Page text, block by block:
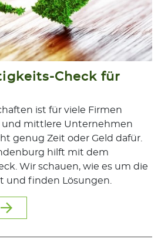
Check für
ist für viele Firmen
und mittlere Unternehmen
genug Zeit oder Geld dafür.
hilft mit dem
Wir schauen, wie es um die
und finden Lösungen.